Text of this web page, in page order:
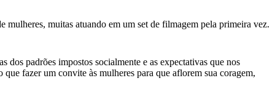
muitas atuando em um set de filmagem pela primeira vez.
dos padrões impostos socialmente e as expectativas que nos
fazer um convite às mulheres para que aflorem sua coragem,